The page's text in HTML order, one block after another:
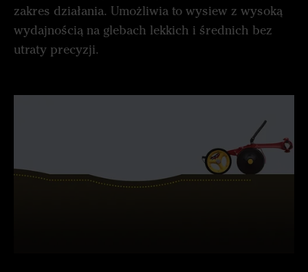
zakres działania. Umożliwia to wysiew z wysoką
wydajnością na glebach lekkich i średnich bez
utraty precyzji.